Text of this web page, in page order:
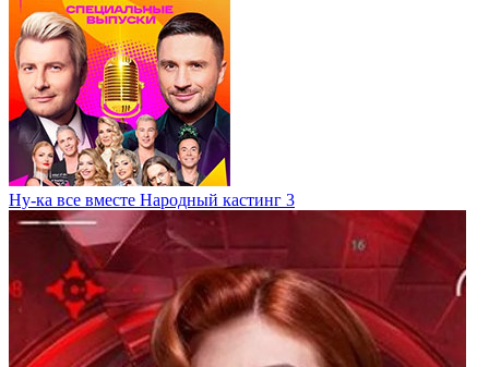
Ну-ка все вместе Народный кастинг 3